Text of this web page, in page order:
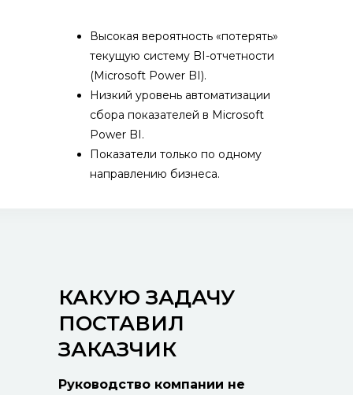
Высокая вероятность «потерять»
текущую систему BI-отчетности
(Microsoft Power BI).
Низкий уровень автоматизации
сбора показателей в Microsoft
Power BI.
Показатели только по одному
направлению бизнеса.
КАКУЮ ЗАДАЧУ
ПОСТАВИЛ
ЗАКАЗЧИК
Руководство компании не